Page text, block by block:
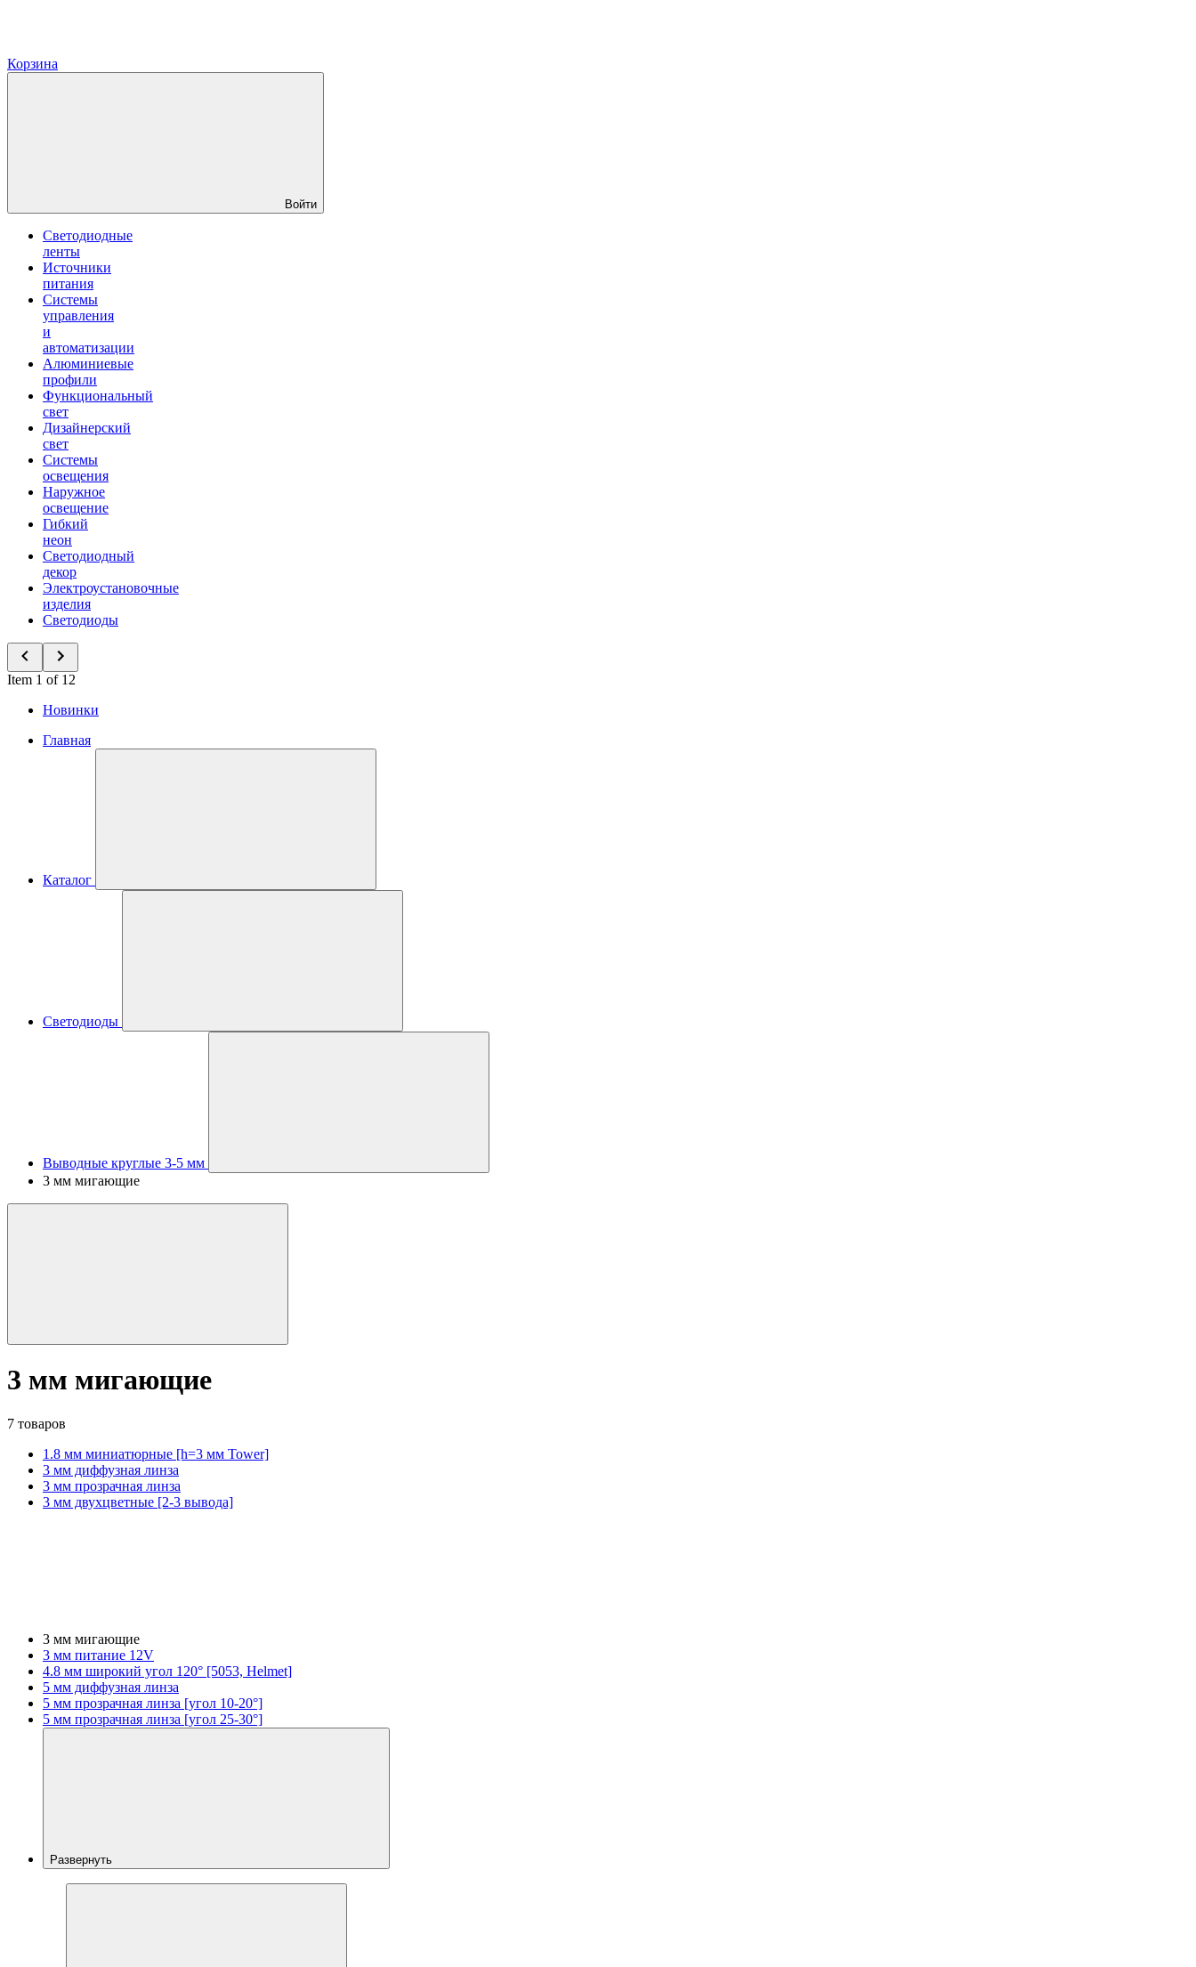
Корзина
Войти
Светодиодные
ленты
Источники
питания
Системы
управления
и
автоматизации
Алюминиевые
профили
Функциональный
свет
Дизайнерский
свет
Системы
освещения
Наружное
освещение
Гибкий
неон
Светодиодный
декор
Электроустановочные
изделия
Светодиоды
Item 1 of 12
Новинки
Главная
Каталог
Светодиоды
Выводные круглые 3-5 мм
3 мм мигающие
3 мм мигающие
7 товаров
1.8 мм миниатюрные [h=3 мм Tower]
3 мм диффузная линза
3 мм прозрачная линза
3 мм двухцветные [2-3 вывода]
3 мм мигающие
3 мм питание 12V
4.8 мм широкий угол 120° [5053, Helmet]
5 мм диффузная линза
5 мм прозрачная линза [угол 10-20°]
5 мм прозрачная линза [угол 25-30°]
Развернуть